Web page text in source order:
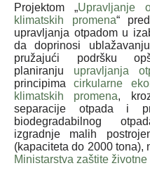
Projektom „Upravljanje
klimatskih promena“
upravljanja otpadom u
da doprinosi
pružajući podršku
planiranju upravljanja
principimacirkularne
klimatskih promena,
separacije otpada i
biodegradabilnog
izgradnje malih
(kapaciteta do 2000 tona),
Ministarstva zaštite